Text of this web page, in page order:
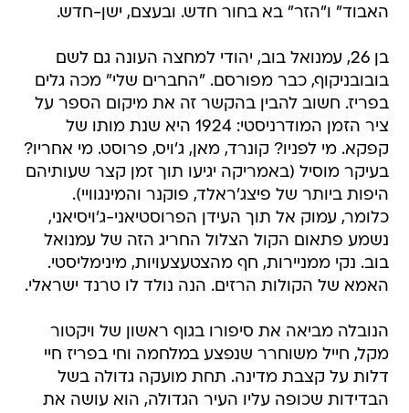
האבוד" ו"הזר" בא בחור חדש. ובעצם, ישן-חדש.
בן 26, עמנואל בוב, יהודי למחצה העונה גם לשם
בובובניקוף, כבר מפורסם. "החברים שלי" מכה גלים
בפריז. חשוב להבין בהקשר זה את מיקום הספר על
ציר הזמן המודרניסטי: 1924 היא שנת מותו של
קפקא. מי לפניו? קונרד, מאן, ג'ויס, פרוסט. מי אחריו?
בעיקר מוסיל (באמריקה יגיעו תוך זמן קצר שעותיהם
היפות ביותר של פיצג'ראלד, פוקנר והמינגוויי).
כלומר, עמוק אל תוך העידן הפרוסטיאני-ג'ויסיאני,
נשמע פתאום הקול הצלול החריג הזה של עמנואל
בוב. נקי ממניירות, חף מהצטעצעויות, מינימליסטי.
האמא של הקולות הרזים. הנה נולד לו טרנד ישראלי.
הנובלה מביאה את סיפורו בגוף ראשון של ויקטור
מקל, חייל משוחרר שנפצע במלחמה וחי בפריז חיי
דלות על קצבת מדינה. תחת מועקה גדולה בשל
הבדידות שכופה עליו העיר הגדולה, הוא עושה את